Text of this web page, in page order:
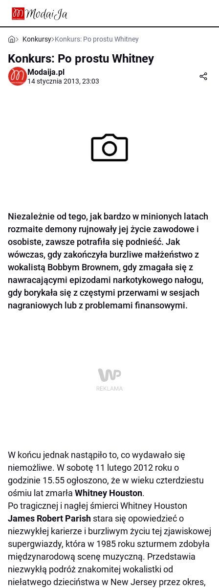
Konkursy Konkurs: Po prostu Whitney
Konkurs: Po prostu Whitney
Modaija.pl
14 stycznia 2013, 23:03
Niezależnie od tego, jak bardzo w minionych latach
rozmaite demony rujnowały jej życie zawodowe i
osobiste, zawsze potrafiła się podnieść. Jak
wówczas, gdy zakończyła burzliwe małżeństwo z
wokalistą Bobbym Brownem, gdy zmagała się z
nawracającymi epizodami narkotykowego nałogu,
gdy borykała się z częstymi przerwami w sesjach
nagraniowych lub z problemami finansowymi.
W końcu jednak nastąpiło to, co wydawało się
niemożliwe. W sobotę 11 lutego 2012 roku o
godzinie 15.55 ogłoszono, że w wieku czterdziestu
ośmiu lat zmarła Whitney Houston.
Po tragicznej i nagłej śmierci Whitney Houston
James Robert Parish stara się opowiedzieć o
niezwykłej karierze i burzliwym życiu tej zjawiskowej
supergwiazdy, która w 1985 roku szturmem zdobyła
międzynarodową scenę muzyczną. Przedstawia
niezwykłą podróż znakomitej wokalistki od
niełatwego dzieciństwa w New Jersey przez okres,